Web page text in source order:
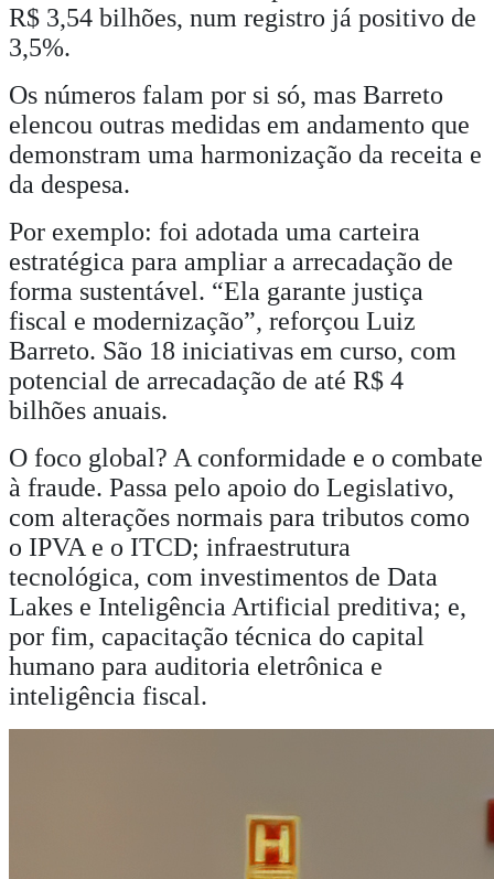
R$ 3,54 bilhões, num registro já positivo de
3,5%.
Os números falam por si só, mas Barreto
elencou outras medidas em andamento que
demonstram uma harmonização da receita e
da despesa.
Por exemplo: foi adotada uma carteira
estratégica para ampliar a arrecadação de
forma sustentável. “Ela garante justiça
fiscal e modernização”, reforçou Luiz
Barreto. São 18 iniciativas em curso, com
potencial de arrecadação de até R$ 4
bilhões anuais.
O foco global? A conformidade e o combate
à fraude. Passa pelo apoio do Legislativo,
com alterações normais para tributos como
o IPVA e o ITCD; infraestrutura
tecnológica, com investimentos de Data
Lakes e Inteligência Artificial preditiva; e,
por fim, capacitação técnica do capital
humano para auditoria eletrônica e
inteligência fiscal.